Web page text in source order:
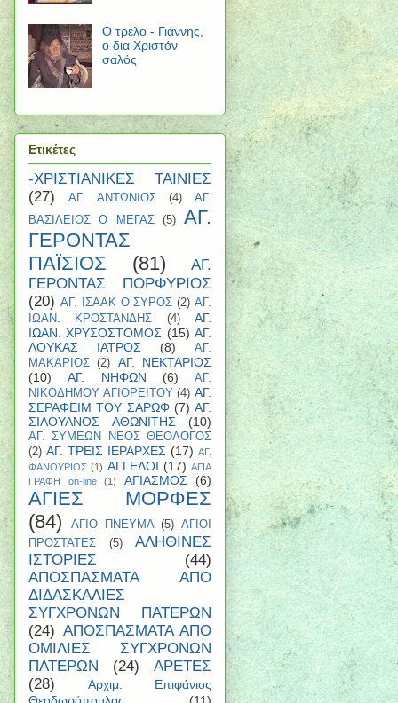
Ο τρελο - Γιάννης,
ο δια Χριστόν
σαλός
Ετικέτες
-ΧΡΙΣΤΙΑΝΙΚΕΣ ΤΑΙΝΙΕΣ
(27)
ΑΓ. ΑΝΤΩΝΙΟΣ (4)
ΑΓ.
ΒΑΣΙΛΕΙΟΣ Ο ΜΕΓΑΣ
(5)
ΑΓ.
ΓΕΡΟΝΤΑΣ
ΠΑΪΣΙΟΣ
(81)
ΑΓ.
ΓΕΡΟΝΤΑΣ ΠΟΡΦΥΡΙΟΣ
(20) ΑΓ. ΙΣΑΑΚ Ο ΣΥΡΟΣ (2) ΑΓ.
ΙΩΑΝ. ΚΡΟΣΤΑΝΔΗΣ
(4)
ΑΓ.
ΙΩΑΝ. ΧΡΥΣΟΣΤΟΜΟΣ (15) ΑΓ.
ΛΟΥΚΑΣ ΙΑΤΡΟΣ
(8)
ΑΓ.
ΜΑΚΑΡΙΟΣ (2)
ΑΓ. ΝΕΚΤΑΡΙΟΣ
(10)
ΑΓ. ΝΗΦΩΝ (6)
ΑΓ.
ΝΙΚΟΔΗΜΟΥ ΑΓΙΟΡΕΙΤΟΥ (4) ΑΓ.
ΣΕΡΑΦΕΙΜ ΤΟΥ ΣΑΡΩΦ (7) ΑΓ.
ΣΙΛΟΥΑΝΟΣ ΑΘΩΝΙΤΗΣ
(10)
ΑΓ. ΣΥΜΕΩΝ ΝΕΟΣ ΘΕΟΛΟΓΟΣ
(2) ΑΓ. ΤΡΕΙΣ ΙΕΡΑΡΧΕΣ (17) ΑΓ.
ΦΑΝΟΥΡΙΟΣ (1) ΑΓΓΕΛΟΙ (17) ΑΓΙΑ
ΓΡΑΦΗ on-line
(1) ΑΓΙΑΣΜΟΣ (6)
ΑΓΙΕΣ ΜΟΡΦΕΣ
(84)
ΑΓΙΟ ΠΝΕΥΜΑ (5) ΑΓΙΟΙ
ΠΡΟΣΤΑΤΕΣ
(5)
ΑΛΗΘΙΝΕΣ
ΙΣΤΟΡΙΕΣ
(44)
ΑΠΟΣΠΑΣΜΑΤΑ ΑΠΟ
ΔΙΔΑΣΚΑΛΙΕΣ
ΣΥΓΧΡΟΝΩΝ ΠΑΤΕΡΩΝ
(24) ΑΠΟΣΠΑΣΜΑΤΑ ΑΠΟ
ΟΜΙΛΙΕΣ ΣΥΓΧΡΟΝΩΝ
ΠΑΤΕΡΩΝ
(24)
ΑΡΕΤΕΣ
(28)
Αρχιμ. Επιφάνιος
Θεοδωρόπουλος
(11)